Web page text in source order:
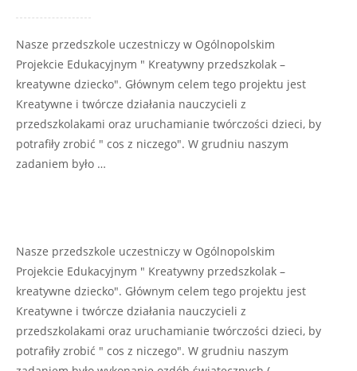
Nasze przedszkole uczestniczy w Ogólnopolskim
Projekcie Edukacyjnym " Kreatywny przedszkolak –
kreatywne dziecko". Głównym celem tego projektu jest
Kreatywne i twórcze działania nauczycieli z
przedszkolakami oraz uruchamianie twórczości dzieci, by
potrafiły zrobić " cos z niczego". W grudniu naszym
zadaniem było …
Nasze przedszkole uczestniczy w Ogólnopolskim
Projekcie Edukacyjnym " Kreatywny przedszkolak –
kreatywne dziecko". Głównym celem tego projektu jest
Kreatywne i twórcze działania nauczycieli z
przedszkolakami oraz uruchamianie twórczości dzieci, by
potrafiły zrobić " cos z niczego". W grudniu naszym